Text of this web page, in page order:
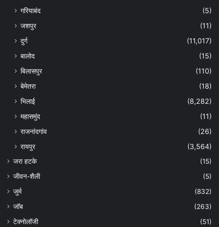
गरियाबंद
(5)
जशपुर
(11)
दुर्ग
(11,017)
बालोद
(15)
बिलासपुर
(110)
बेमेतरा
(18)
भिलाई
(8,282)
महासमुंद
(11)
राजनांदगांव
(26)
रायपुर
(3,564)
जरा हटके
(15)
जीवन-शैली
(5)
जुर्म
(832)
जॉब
(263)
टेक्नोलॉजी
(51)